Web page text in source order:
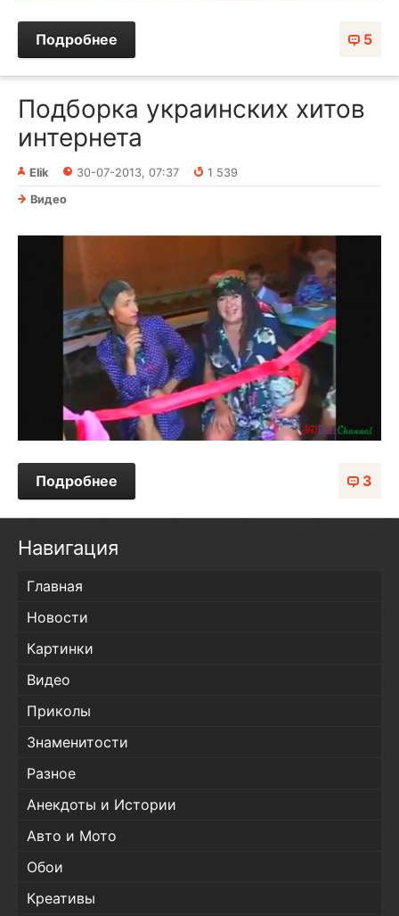
5
Подробнее
Подборка украинских хитов
интернета
Elik 30-07-2013, 07:37
1 539
Видео
3
Подробнее
Навигация
Главная
Новости
Картинки
Видео
Приколы
Знаменитости
Разное
Анекдоты и Истории
Авто и Мото
Обои
Креативы